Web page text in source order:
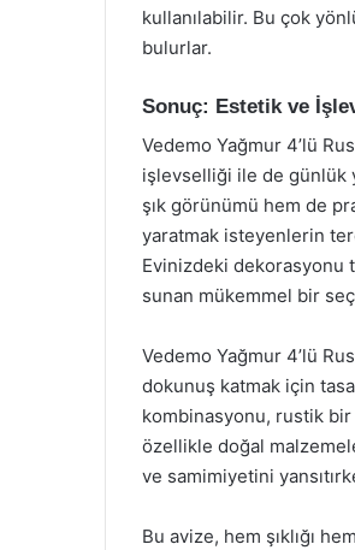
kullanılabilir. Bu çok
bulurlar.
Sonuç: Estetik ve
Vedemo Yağmur 4’lü
işlevselliği ile de günlük
şık görünümü hem de
yaratmak isteyenlerin
Evinizdeki dekorasyonu
sunan mükemmel bir
Vedemo Yağmur 4’lü
dokunuş katmak için
kombinasyonu, rustik bir
özellikle doğal
ve samimiyetini
Bu avize, hem şıklığı